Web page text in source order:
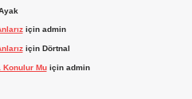
için admin
için Dörtnal
Konulur Muiçin admin